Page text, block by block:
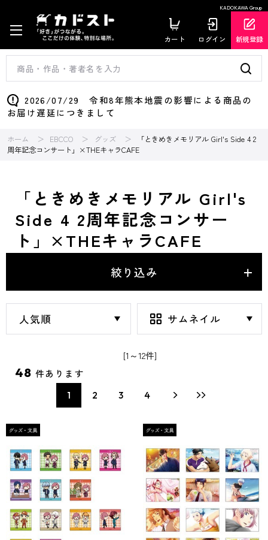
KADOKAWA Group
カート ログイン 新規登録
2026/07/29 令和8年熊本地震の影響による商品の
お届け遅延につきまして
ホーム EBCCO グッズ
「ときめきメモリアル Girl's Side 4 2
周年記念コンサート」×THEキャラCAFE
「ときめきメモリアル Girl's
Side 4 2周年記念コンサー
ト」×THEキャラCAFE
絞り込み
[1～12件]
48 件あります
1 2 3 4